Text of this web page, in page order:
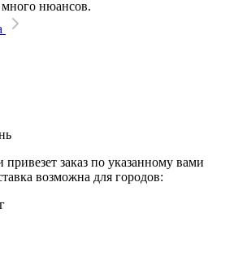
много нюансов.
заказ по указанному вами
возможна для городов: